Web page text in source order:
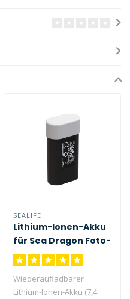
SEALIFE
Lithium-Ionen-Akku
für Sea Dragon Foto-
Video-Leuchten
SL9831
Wiederaufladbarer
Lithium-Ionen-Akku (7,4